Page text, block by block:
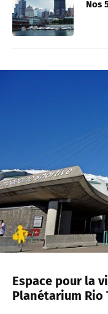
Nos
Espace pour la
Planétarium Rio